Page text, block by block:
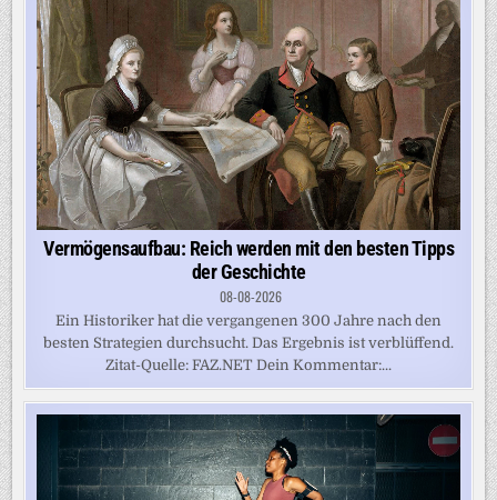
Vermögensaufbau: Reich werden mit den besten Tipps
der Geschichte
08-08-2026
Ein Historiker hat die vergangenen 300 Jahre nach den
besten Strategien durchsucht. Das Ergebnis ist verblüffend.
Zitat-Quelle: FAZ.NET Dein Kommentar:...